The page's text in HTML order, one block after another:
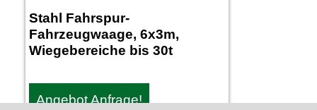
Stahl Fahrspur-
Fahrzeugwaage, 6x3m,
Wiegebereiche bis 30t
Angebot Anfrage!